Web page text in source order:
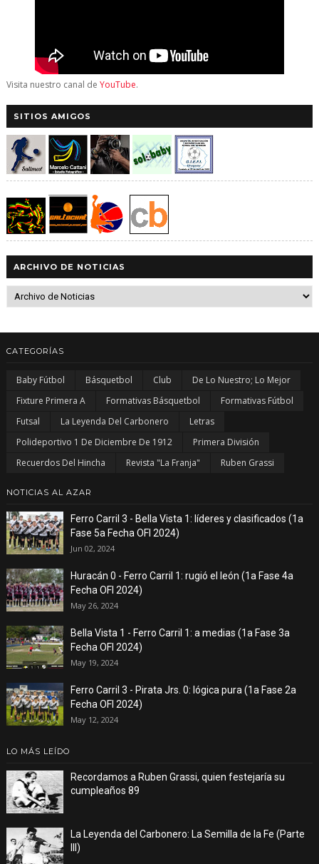
Visita nuestro canal de YouTube.
SITIOS AMIGOS
ARCHIVO DE NOTICIAS
CATEGORÍAS
Baby Fútbol Básquetbol Club
De Lo Nuestro; Lo Mejor
Fixture Primera A
Formativas Básquetbol
Formativas Fútbol
Futsal
La Leyenda Del Carbonero
Letras
Polideportivo 1 De Diciembre De 1912
Primera División
Recuerdos Del Hincha
Revista "La Franja" Ruben Grassi
NOTICIAS AL AZAR
Ferro Carril 3 - Bella Vista 1: líderes y clasificados (1a
Fase 5a Fecha OFI 2024)
Jun 02, 2024
Huracán 0 - Ferro Carril 1: rugió el león (1a Fase 4a
Fecha OFI 2024)
May 26, 2024
Bella Vista 1 - Ferro Carril 1: a medias (1a Fase 3a
Fecha OFI 2024)
May 19, 2024
Ferro Carril 3 - Pirata Jrs. 0: lógica pura (1a Fase 2a
Fecha OFI 2024)
May 12, 2024
LO MÁS LEÍDO
Recordamos a Ruben Grassi, quien festejaría su
cumpleaños 89
La Leyenda del Carbonero: La Semilla de la Fe (Parte
III)